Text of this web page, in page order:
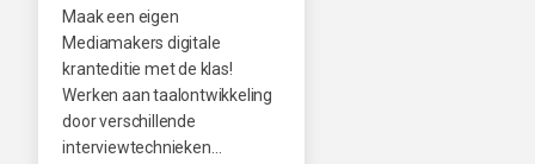
Maak een eigen
Mediamakers digitale
kranteditie met de klas!
Werken aan taalontwikkeling
door verschillende
interviewtechnieken…